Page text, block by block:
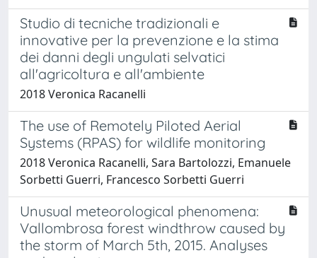
Studio di tecniche tradizionali e
innovative per la prevenzione e la stima
dei danni degli ungulati selvatici
all'agricoltura e all'ambiente
2018 Veronica Racanelli
The use of Remotely Piloted Aerial
Systems (RPAS) for wildlife monitoring
2018 Veronica Racanelli, Sara Bartolozzi, Emanuele
Sorbetti Guerri, Francesco Sorbetti Guerri
Unusual meteorological phenomena:
Vallombrosa forest windthrow caused by
the storm of March 5th, 2015. Analyses